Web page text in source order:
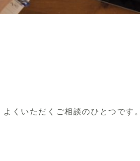
よくいただくご相談のひとつです。